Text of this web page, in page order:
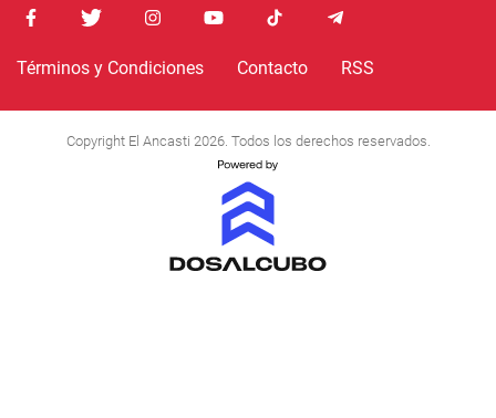
Términos y Condiciones Contacto RSS
Copyright El Ancasti 2026. Todos los derechos reservados.